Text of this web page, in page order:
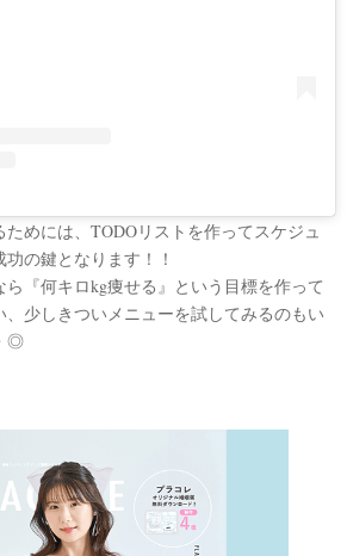
めには、TODOリストを作ってスケジュ
の鍵となります！！
『何キロkg痩せる』という目標を作って
少しきついメニューを試してみるのもい
◎